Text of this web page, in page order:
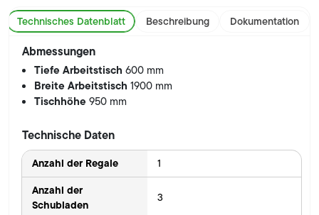
Technisches Datenblatt Beschreibung Dokumentation
Abmessungen
Tiefe Arbeitstisch600 mm
Breite Arbeitstisch1900 mm
Tischhöhe950 mm
Technische Daten
Anzahl der Regale 1
Anzahl der
Schubladen
3